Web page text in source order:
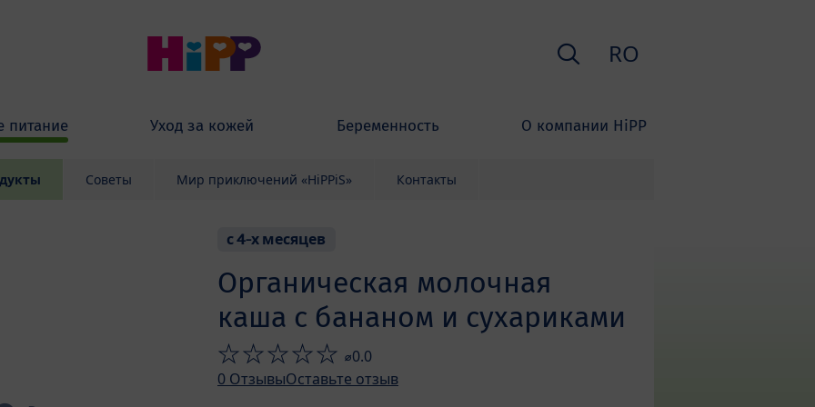
питание Уход за кожей Беременность О компании HiPP
ПоискRO
Советы Мир приключений «HiPPiS» Контакты
с 4-х месяцев
Органическая молочная
каша с бананом и сухариками
⌀0.0
0 ОтзывыОставьте отзыв